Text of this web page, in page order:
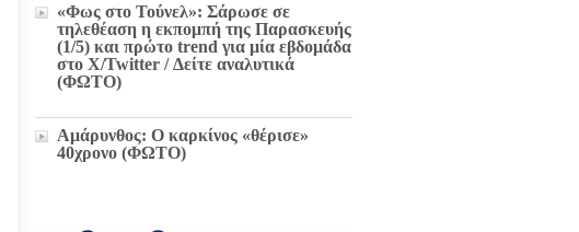
«Φως στο Τούνελ»: Σάρωσε σε
τηλεθέαση η εκπομπή της Παρασκευής
(1/5) και πρώτο trend για μία εβδομάδα
στο X/Twitter / Δείτε αναλυτικά
(ΦΩΤΟ)
Αμάρυνθος: Ο καρκίνος «θέρισε»
40χρονο (ΦΩΤΟ)